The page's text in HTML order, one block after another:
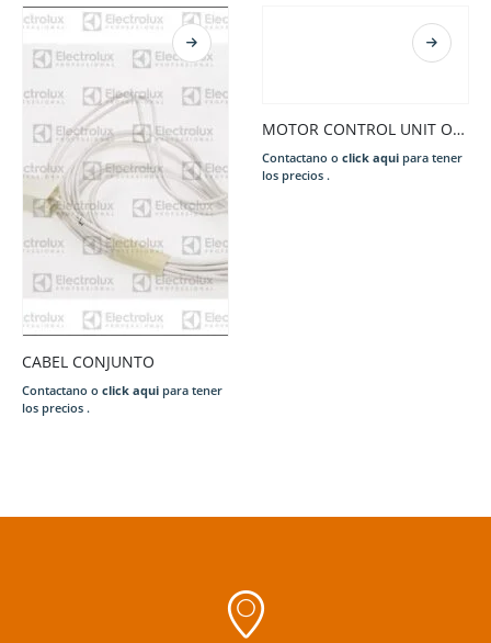
CABEL CONJUNTO
Contactano o click aqui para tener
los precios .
MOTOR CONTROL UNIT OBIAN
Contactano o click aqui para tener
los precios .